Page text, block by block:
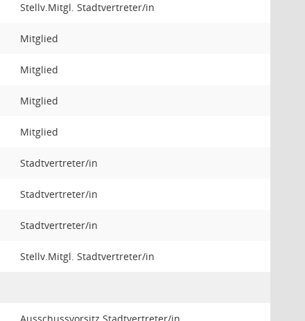
Stellv.Mitgl. Stadtvertreter/in
Mitglied
Mitglied
Mitglied
Mitglied
Stadtvertreter/in
Stadtvertreter/in
Stadtvertreter/in
Stellv.Mitgl. Stadtvertreter/in